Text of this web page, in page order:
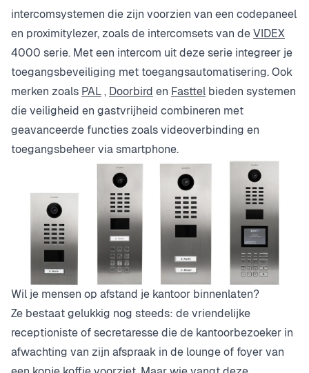
intercomsystemen die zijn voorzien van een codepaneel
en proximitylezer, zoals de intercomsets van deVIDEX
4000 serie. Met een intercom uit deze serie integreer je
toegangsbeveiliging met toegangsautomatisering. Ook
merken zoals PAL, Doorbird en Fasttel bieden systemen
die veiligheid en gastvrijheid combineren met
geavanceerde functies zoals videoverbinding en
toegangsbeheer via smartphone.
Wil je mensen op afstand je kantoor binnenlaten?
Ze bestaat gelukkig nog steeds: de vriendelijke
receptioniste of secretaresse die de kantoorbezoeker in
afwachting van zijn afspraak in de lounge of foyer van